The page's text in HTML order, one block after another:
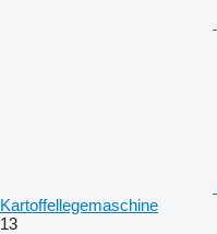
Kartoffellegemaschine
13